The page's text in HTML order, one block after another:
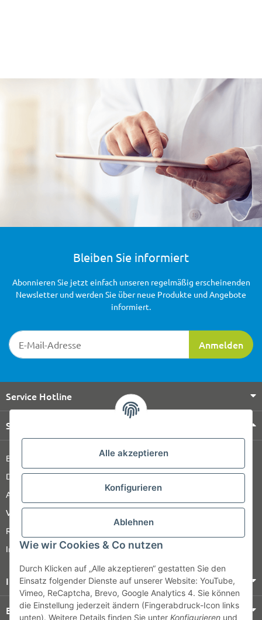
Alle akzeptieren
Konfigurieren
Ablehnen
Wie wir Cookies & Co nutzen
Durch Klicken auf „Alle akzeptieren“ gestatten Sie den
Einsatz folgender Dienste auf unserer Website: YouTube,
Vimeo, ReCaptcha, Brevo, Google Analytics 4. Sie können
die Einstellung jederzeit ändern (Fingerabdruck-Icon links
unten). Weitere Details finden Sie unter Konfigurieren und
Bleiben Sie informiert
Newsletter-Registrierung
Anmelden
Abonnieren Sie jetzt einfach unseren regelmäßig erscheinenden
Newsletter und werden Sie über neue Produkte und Angebote
informiert.
Service Hotline
Shop Service
Barrierefreiheitserklärung
Datenschutz
AGB
Versandinformationen
Retour
Impressum
Informationen
Bezahlung & Versand